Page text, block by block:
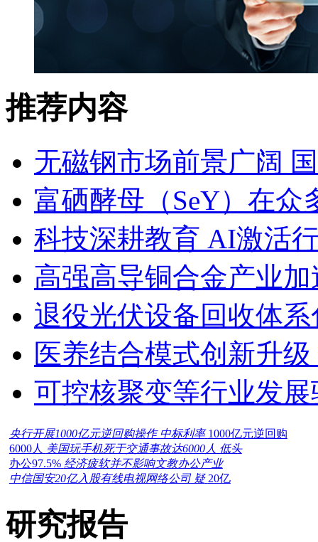
推荐内容
无磁钢市场前景广阔
富硒酵母（SeY）在
科技深耕教育 AI激活
高强高导铜合金产业
退役光伏设备回收体
医养结合模式创新升
可控核聚变等行业发
央行开展1000亿元逆回购操作 中标利率 1000亿元逆回购
6000人 美国玩手机死于交通事故达6000人 低头
办公97.5% 经济疲软并不影响文教办公产业
中信国安20亿入股有线电视网络公司 疑 20亿
研究报告